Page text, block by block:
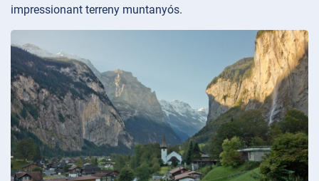
impressionant terreny muntanyós.